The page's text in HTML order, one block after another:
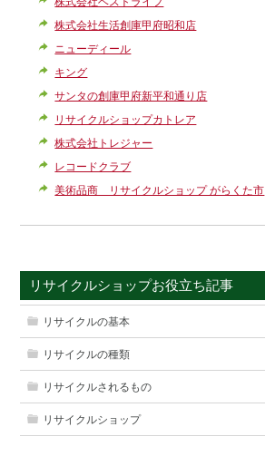
株式会社生活創庫甲府昭和店
ニューディール
キング
サンタの創庫甲府新平和通り店
リサイクルショップカトレア
株式会社トレジャー
レコードクラブ
美術品商 リサイクルショップ がらくた市
リサイクルショップお役立ち記事
リサイクルの基本
リサイクルの種類
リサイクルされるもの
リサイクルショップ